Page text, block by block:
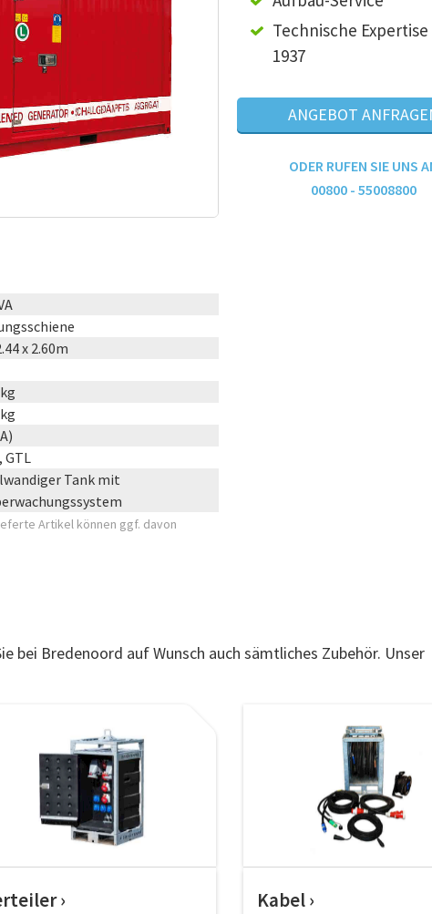
ANGEBOT
ODER RUFEN SIE UNS
00800 - 55008800
Technische
1937
x 2.60m
GTL
Tank mit
Artikel können ggf. davon
bei Bredenoord auf Wunsch auch sämtliches Zubehör. Unser
Kabel